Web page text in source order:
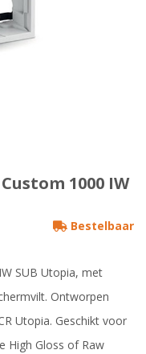
1000 IW
Bestelbaar
SUB Utopia, met
Ontworpen
Utopia. Geschikt voor
High Gloss of Raw